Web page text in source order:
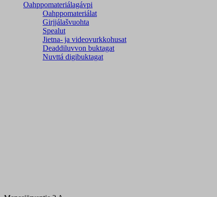
Oahppomateriálagávpi
Oahppomateriálat
Girjjálašvuohta
Spealut
Jietna- ja videovurkkohusat
Deaddiluvvon buktagat
Nuvttá digibuktagat